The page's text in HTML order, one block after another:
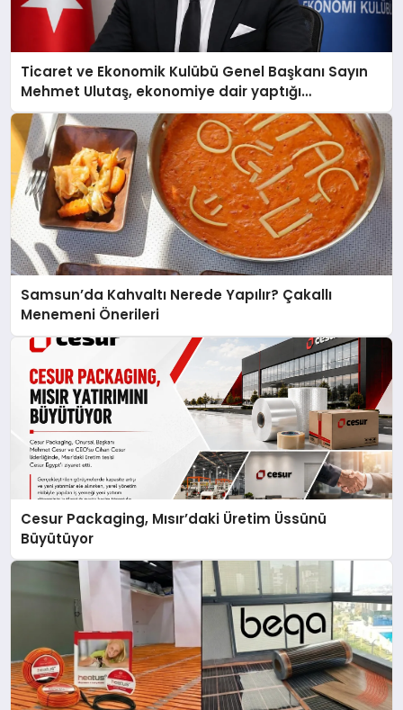
Ticaret ve Ekonomik Kulübü Genel Başkanı Sayın
Mehmet Ulutaş, ekonomiye dair yaptığı
açıklamada şunları kaydetti:
Samsun’da Kahvaltı Nerede Yapılır? Çakallı
Menemeni Önerileri
Cesur Packaging, Mısır’daki Üretim Üssünü
Büyütüyor